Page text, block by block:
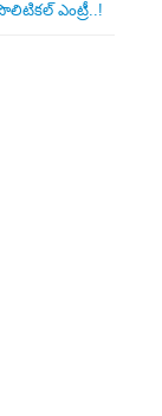
ఎంట్రీ..!